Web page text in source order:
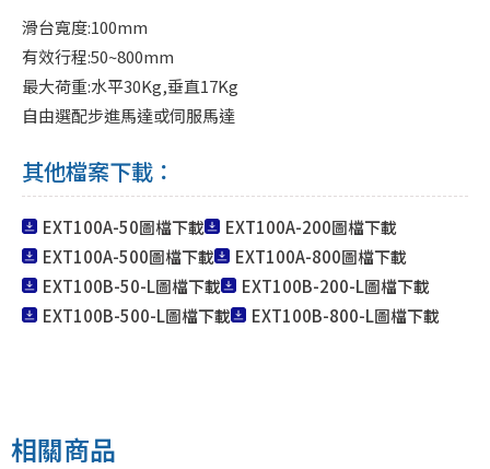
滑台寬度:100mm
有效行程:50~800mm
最大荷重:水平30Kg,垂直17Kg
自由選配步進馬達或伺服馬達
其他檔案下載：
EXT100A-50圖檔下載
EXT100A-200圖檔下載
EXT100A-500圖檔下載
EXT100A-800圖檔下載
EXT100B-50-L圖檔下載
EXT100B-200-L圖檔下載
EXT100B-500-L圖檔下載
EXT100B-800-L圖檔下載
相關商品